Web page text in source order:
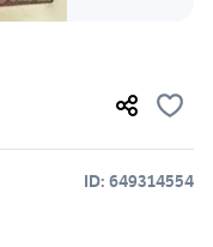
ID: 649314554